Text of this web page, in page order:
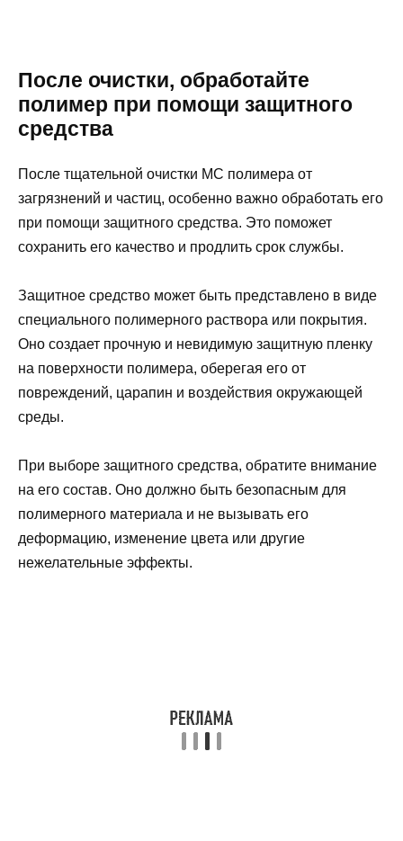
После очистки, обработайте
полимер при помощи защитного
средства
После тщательной очистки МС полимера от
загрязнений и частиц, особенно важно обработать его
при помощи защитного средства. Это поможет
сохранить его качество и продлить срок службы.
Защитное средство может быть представлено в виде
специального полимерного раствора или покрытия.
Оно создает прочную и невидимую защитную пленку
на поверхности полимера, оберегая его от
повреждений, царапин и воздействия окружающей
среды.
При выборе защитного средства, обратите внимание
на его состав. Оно должно быть безопасным для
полимерного материала и не вызывать его
деформацию, изменение цвета или другие
нежелательные эффекты.